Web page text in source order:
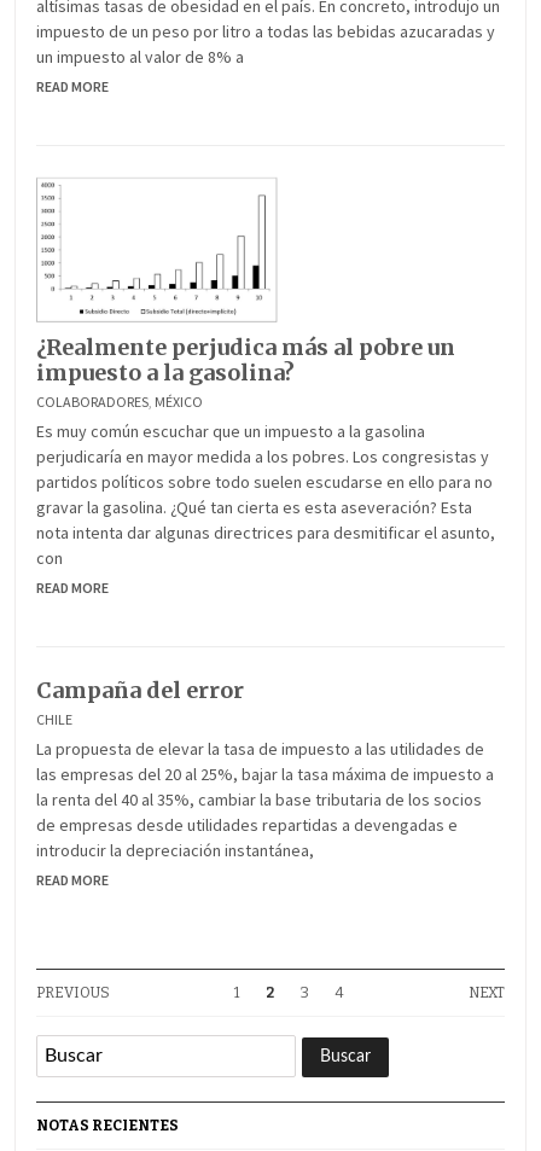
altísimas tasas de obesidad en el país. En concreto, introdujo un
impuesto de un peso por litro a todas las bebidas azucaradas y
un impuesto al valor de 8% a
READ MORE
¿Realmente perjudica más al pobre un
impuesto a la gasolina?
COLABORADORES MÉXICO
Es muy común escuchar que un impuesto a la gasolina
perjudicaría en mayor medida a los pobres. Los congresistas y
partidos políticos sobre todo suelen escudarse en ello para no
gravar la gasolina. ¿Qué tan cierta es esta aseveración? Esta
nota intenta dar algunas directrices para desmitificar el asunto,
con
READ MORE
Campaña del error
CHILE
La propuesta de elevar la tasa de impuesto a las utilidades de
las empresas del 20 al 25%, bajar la tasa máxima de impuesto a
la renta del 40 al 35%, cambiar la base tributaria de los socios
de empresas desde utilidades repartidas a devengadas e
introducir la depreciación instantánea,
READ MORE
PREVIOUS 1 2 3 4 NEXT
NOTAS RECIENTES